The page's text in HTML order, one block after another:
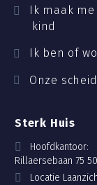
Ik maak
kind
Ik ben of
Onze
Sterk Huis
Hoofdkantoor:
Rillaersebaan 75
Locatie